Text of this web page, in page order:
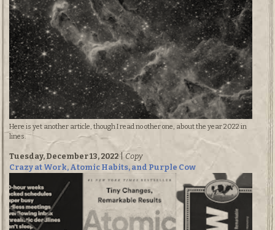
Here is yet another article, though I read no other one, about the year 2022 in
lines.
Tuesday, December 13, 2022|Copy
Crazy at Work, Atomic Habits, and Purple Cow